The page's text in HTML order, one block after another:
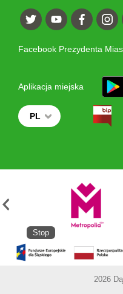
Facebook Prezydenta
Aplikacja miejska
PL
Stop
2026